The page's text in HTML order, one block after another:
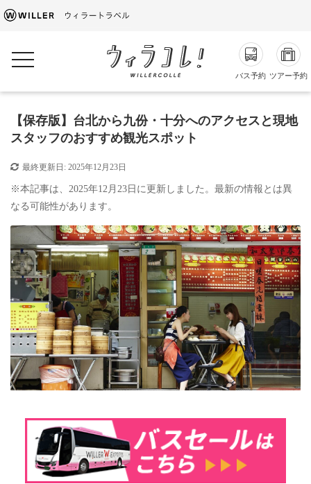
バス予約 ツアー予約
toggle navigation
【保存版】台北から九份・十分へのアクセスと現地
スタッフのおすすめ観光スポット
最終更新日: 2025年12月23日
※本記事は、2025年12月23日に更新しました。最新の情報とは異
なる可能性があります。